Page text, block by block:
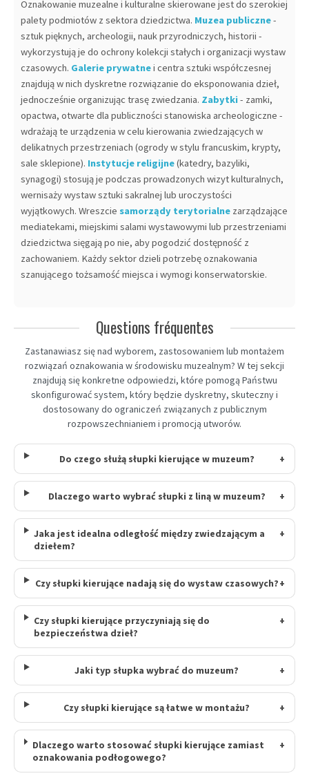
Oznakowanie muzealne i kulturalne skierowane jest do szerokiej
palety podmiotów z sektora dziedzictwa. Muzea publiczne-
sztuk pięknych, archeologii, nauk przyrodniczych, historii -
wykorzystują je do ochrony kolekcji stałych i organizacji wystaw
czasowych. Galerie prywatnei centra sztuki współczesnej
znajdują w nich dyskretne rozwiązanie do eksponowania dzieł,
jednocześnie organizując trasę zwiedzania. Zabytki- zamki,
opactwa, otwarte dla publiczności stanowiska archeologiczne -
wdrażają te urządzenia w celu kierowania zwiedzających w
delikatnych przestrzeniach (ogrody w stylu francuskim, krypty,
sale sklepione). Instytucje religijne(katedry, bazyliki,
synagogi) stosują je podczas prowadzonych wizyt kulturalnych,
wernisaży wystaw sztuki sakralnej lub uroczystości
wyjątkowych. Wreszcie samorządy terytorialne zarządzające
mediatekami, miejskimi salami wystawowymi lub przestrzeniami
dziedzictwa sięgają po nie, aby pogodzić dostępność z
zachowaniem. Każdy sektor dzieli potrzebę oznakowania
szanującego tożsamość miejsca i wymogi konserwatorskie.
Questions fréquentes
Zastanawiasz się nad wyborem, zastosowaniem lub montażem
rozwiązań oznakowania w środowisku muzealnym? W tej sekcji
znajdują się konkretne odpowiedzi, które pomogą Państwu
skonfigurować system, który będzie dyskretny, skuteczny i
dostosowany do ograniczeń związanych z publicznym
rozpowszechnianiem i promocją utworów.
Do czego służą słupki kierujące w muzeum? +
Dlaczego warto wybrać słupki z liną w muzeum? +
Jaka jest idealna odległość między zwiedzającym a
dziełem?
+
Czy słupki kierujące nadają się do wystaw czasowych?+
Czy słupki kierujące przyczyniają się do
bezpieczeństwa dzieł?
+
Jaki typ słupka wybrać do muzeum? +
Czy słupki kierujące są łatwe w montażu? +
Dlaczego warto stosować słupki kierujące zamiast
oznakowania podłogowego?
+